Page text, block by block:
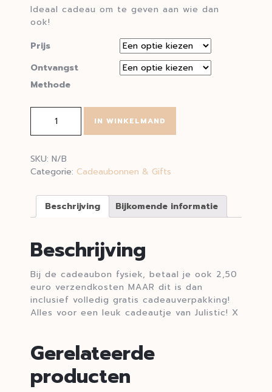
Ideaal cadeau om te geven aan wie dan
ook!
Prijs
Ontvangst
Methode
IN WINKELMAND
SKU: N/B
Categorie: Cadeaubonnen & Gifts
Beschrijving Bijkomende informatie
Beschrijving
Bij de cadeaubon fysiek, betaal je ook 2,50
euro verzendkosten MAAR dit is dan
inclusief volledig gratis cadeauverpakking!
Alles voor een leuk cadeautje van Julistic! X
Gerelateerde
producten